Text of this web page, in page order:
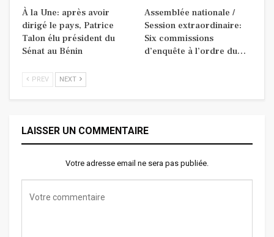
À la Une: après avoir
dirigé le pays, Patrice
Talon élu président du
Sénat au Bénin
Assemblée nationale /
Session extraordinaire:
Six commissions
d’enquête à l’ordre du…
PREV NEXT
LAISSER UN COMMENTAIRE
Votre adresse email ne sera pas publiée.